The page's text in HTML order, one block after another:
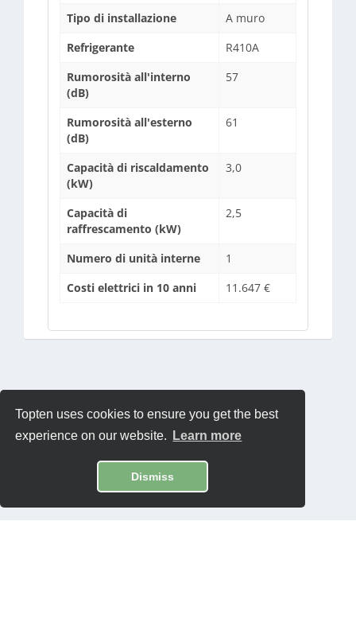
Topten uses cookies to ensure you get the best
experience on our website.
Learn more
Dismiss
Tipo di installazione
A muro
Refrigerante
R410A
Rumorosità all'interno
(dB)
57
Rumorosità all'esterno
(dB)
61
Capacità di riscaldamento
(kW)
3,0
Capacità di
raffrescamento (kW)
2,5
Numero di unità interne
1
Costi elettrici in 10 anni
11.647 €